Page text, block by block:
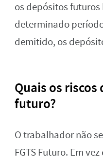
os depósitos
determinado
demitido, os
Quais os riscos
futuro?
O trabalhador não
FGTS Futuro. Em